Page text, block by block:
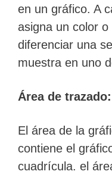
en un gráfico. A
asigna un color
diferenciar una
muestra en uno
Área de trazado:
El área de la
contiene el
cuadrícula. el